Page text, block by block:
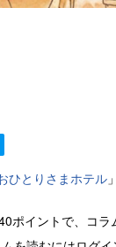
ひとりさまホテル
ポイントで、コラ